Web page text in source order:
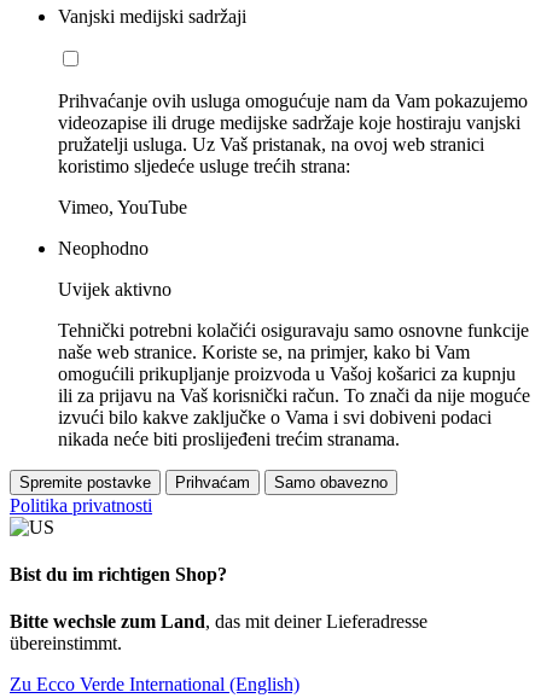
Vanjski medijski sadržaji
Prihvaćanje ovih usluga omogućuje nam da Vam pokazujemo
videozapise ili druge medijske sadržaje koje hostiraju vanjski
pružatelji usluga. Uz Vaš pristanak, na ovoj web stranici
koristimo sljedeće usluge trećih strana:
Vimeo, YouTube
Neophodno
Uvijek aktivno
Tehnički potrebni kolačići osiguravaju samo osnovne funkcije
naše web stranice. Koriste se, na primjer, kako bi Vam
omogućili prikupljanje proizvoda u Vašoj košarici za kupnju
ili za prijavu na Vaš korisnički račun. To znači da nije moguće
izvući bilo kakve zaključke o Vama i svi dobiveni podaci
nikada neće biti proslijeđeni trećim stranama.
Spremite postavke Prihvaćam Samo obavezno
Politika privatnosti
Bist du im richtigen Shop?
Bitte wechsle zum Land, das mit deiner Lieferadresse
übereinstimmt.
Zu Ecco Verde International (English)